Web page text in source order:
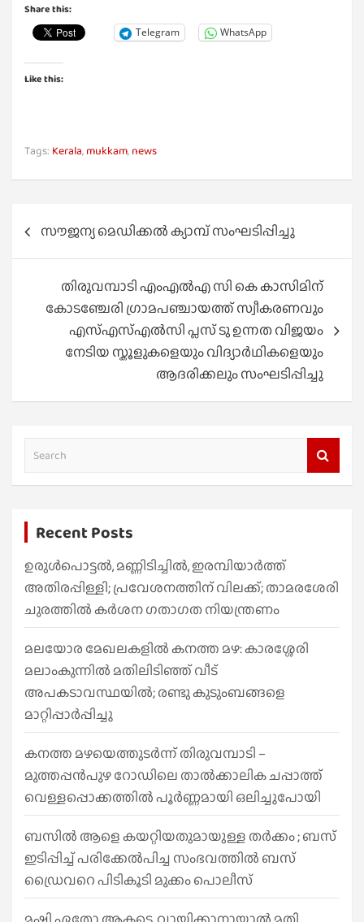
Share this:
Telegram WhatsApp
Like this:
Tags: Kerala, mukkam, news
navigation
സൗജന്യ മെഡിക്കൽ ക്യാമ്പ് സംഘടിപ്പിച്ചു
തിരുവമ്പാടി എംഎൽഎ സി കെ കാസിമിന്
കോടഞ്ചേരി ഗ്രാമപഞ്ചായത്ത് സ്വീകരണവും
എസ്എസ്എൽസി പ്ലസ് ടു ഉന്നത വിജയം
നേടിയ സ്കൂളുകളെയും വിദ്യാർഥികളെയും
ആദരിക്കലും സംഘടിപ്പിച്ചു
a
h
Recent Posts
ഉരുൾപൊട്ടൽ, മണ്ണിടിച്ചിൽ, ഇരമ്പിയാര്‍ത്ത്
അതിരപ്പിള്ളി; പ്രവേശനത്തിന് വിലക്ക്; താമരശേരി
ചുരത്തില്‍ കര്‍ശന ഗതാഗത നിയന്ത്രണം
മലയോര മേഖലകളിൽ കനത്ത മഴ: കാരശ്ശേരി
മലാംകുന്നിൽ മതിലിടിഞ്ഞ് വീട്
അപകടാവസ്ഥയിൽ; രണ്ടു കുടുംബങ്ങളെ
മാറ്റിപ്പാർപ്പിച്ചു
കനത്ത മഴയെത്തുടർന്ന് തിരുവമ്പാടി –
മുത്തപ്പൻപുഴ റോഡിലെ താൽക്കാലിക ചപ്പാത്ത്
വെള്ളപ്പൊക്കത്തിൽ പൂർണ്ണമായി ഒലിച്ചുപോയി
ബസിൽ ആളെ കയറ്റിയതുമായുള്ള തർക്കം ; ബസ്
ഇടിപ്പിച്ച് പരിക്കേൽപിച്ച സംഭവത്തിൽ ബസ്
ഡ്രൈവറെ പിടികൂടി മുക്കം പൊലീസ്